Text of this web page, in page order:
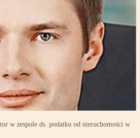
w zespole ds. podatku od nieruchomości w